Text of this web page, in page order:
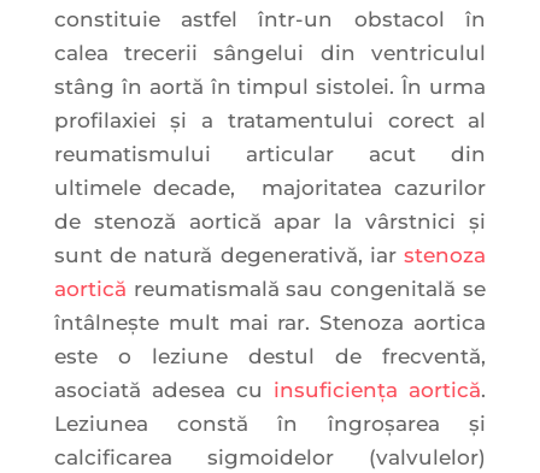
constituie astfel într-un obstacol în
calea trecerii sângelui din ventriculul
stâng în aortă în timpul sistolei. În urma
profilaxiei și a tratamentului corect al
reumatismului articular acut din
ultimele decade, majoritatea cazurilor
de stenoză aortică apar la vârstnici și
sunt de natură degenerativă, iarstenoza
aortică reumatismală sau congenitală se
întâlnește mult mai rar. Stenoza aortica
este o leziune destul de frecventă,
asociată adesea cu insuficiența aortică.
Leziunea constă în îngroșarea și
calcificarea sigmoidelor (valvulelor)